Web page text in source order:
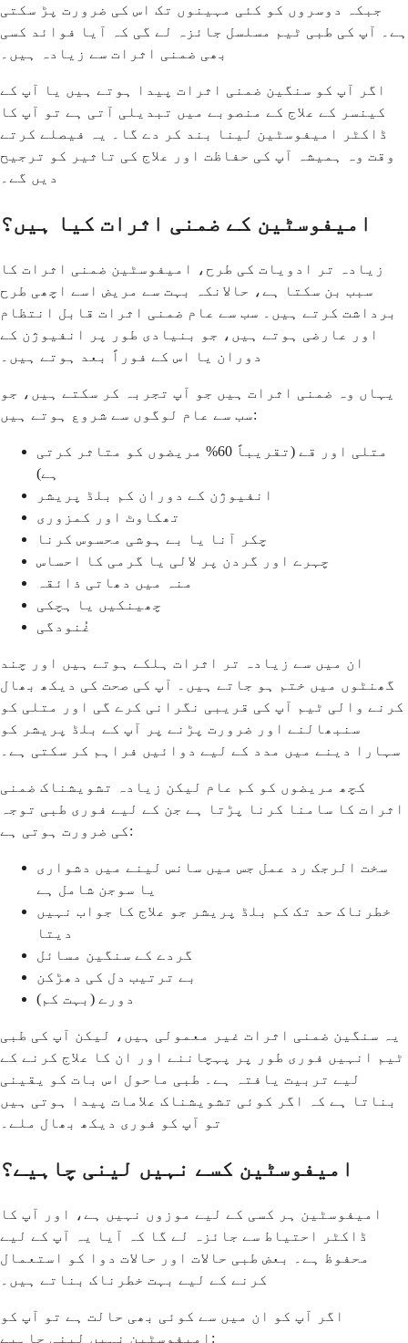
جبکہ دوسروں کو کئی مہینوں تک اس کی ضرورت پڑ سکتی
ہے۔ آپ کی طبی ٹیم مسلسل جائزہ لے گی کہ آیا فوائد کسی
بھی ضمنی اثرات سے زیادہ ہیں۔
اگر آپ کو سنگین ضمنی اثرات پیدا ہوتے ہیں یا آپ کے
کینسر کے علاج کے منصوبے میں تبدیلی آتی ہے تو آپ کا
ڈاکٹر امیفوسٹین لینا بند کر دے گا۔ یہ فیصلے کرتے
وقت وہ ہمیشہ آپ کی حفاظت اور علاج کی تاثیر کو ترجیح
دیں گے۔
امیفوسٹین کے ضمنی اثرات کیا ہیں؟
زیادہ تر ادویات کی طرح، امیفوسٹین ضمنی اثرات کا
سبب بن سکتا ہے، حالانکہ بہت سے مریض اسے اچھی طرح
برداشت کرتے ہیں۔ سب سے عام ضمنی اثرات قابل انتظام
اور عارضی ہوتے ہیں، جو بنیادی طور پر انفیوژن کے
دوران یا اس کے فوراً بعد ہوتے ہیں۔
یہاں وہ ضمنی اثرات ہیں جو آپ تجربہ کر سکتے ہیں، جو
سب سے عام لوگوں سے شروع ہوتے ہیں:
متلی اور قے (تقریباً 60% مریضوں کو متاثر کرتی
ہے)
انفیوژن کے دوران کم بلڈ پریشر
تھکاوٹ اور کمزوری
چکر آنا یا بے ہوشی محسوس کرنا
چہرے اور گردن پر لالی یا گرمی کا احساس
منہ میں دھاتی ذائقہ
چھینکیں یا ہچکی
غُنودگی
ان میں سے زیادہ تر اثرات ہلکے ہوتے ہیں اور چند
گھنٹوں میں ختم ہو جاتے ہیں۔ آپ کی صحت کی دیکھ بھال
کرنے والی ٹیم آپ کی قریبی نگرانی کرے گی اور متلی کو
سنبھالنے اور ضرورت پڑنے پر آپ کے بلڈ پریشر کو
سہارا دینے میں مدد کے لیے دوائیں فراہم کر سکتی ہے۔
کچھ مریضوں کو کم عام لیکن زیادہ تشویشناک ضمنی
اثرات کا سامنا کرنا پڑتا ہے جن کے لیے فوری طبی توجہ
کی ضرورت ہوتی ہے:
سخت الرجک رد عمل جس میں سانس لینے میں دشواری
یا سوجن شامل ہے
خطرناک حد تک کم بلڈ پریشر جو علاج کا جواب نہیں
دیتا
گردے کے سنگین مسائل
بے ترتیب دل کی دھڑکن
دورے (بہت کم)
یہ سنگین ضمنی اثرات غیر معمولی ہیں، لیکن آپ کی طبی
ٹیم انہیں فوری طور پر پہچاننے اور ان کا علاج کرنے کے
لیے تربیت یافتہ ہے۔ طبی ماحول اس بات کو یقینی
بناتا ہے کہ اگر کوئی تشویشناک علامات پیدا ہوتی ہیں
تو آپ کو فوری دیکھ بھال ملے۔
امیفوسٹین کسے نہیں لینی چاہیے؟
امیفوسٹین ہر کسی کے لیے موزوں نہیں ہے، اور آپ کا
ڈاکٹر احتیاط سے جائزہ لے گا کہ آیا یہ آپ کے لیے
محفوظ ہے۔ بعض طبی حالات اور حالات دوا کو استعمال
کرنے کے لیے بہت خطرناک بناتے ہیں۔
اگر آپ کو ان میں سے کوئی بھی حالت ہے تو آپ کو
امیفوسٹین نہیں لینی چاہیے: